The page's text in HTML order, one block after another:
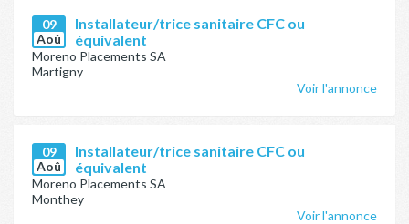
09
Aoû
Installateur/trice sanitaire CFC ou
équivalent
Moreno Placements SA
Martigny
Voir l'annonce
09
Aoû
Installateur/trice sanitaire CFC ou
équivalent
Moreno Placements SA
Monthey
Voir l'annonce